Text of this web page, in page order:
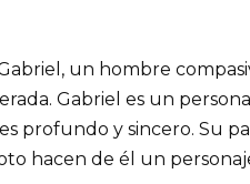
un hombre
Gabriel es un
profundo y sincero. Su
hacen de él un